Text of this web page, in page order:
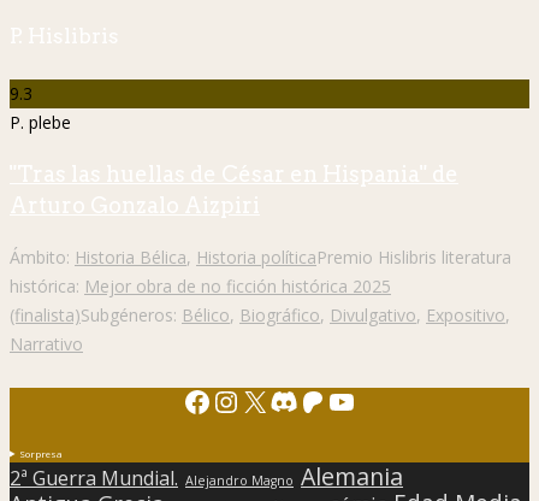
P. Hislibris
9.3
P. plebe
"Tras las huellas de César en Hispania" de
Arturo Gonzalo Aizpiri
Ámbito: Historia Bélica, Historia políticaPremio Hislibris literatura
histórica: Mejor obra de no ficción histórica 2025
(finalista)Subgéneros: Bélico, Biográfico, Divulgativo, Expositivo,
Narrativo
Facebook
Instagram
X Discord
Patreon
YouTube
Sorpresa
2ª Guerra Mundial. Alejandro Magno Alemania